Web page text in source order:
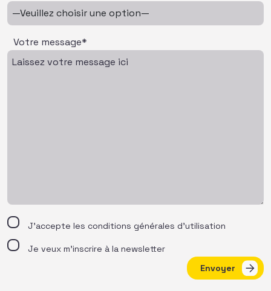
Votre message*
J’accepte les conditions générales d’utilisation
Je veux m'inscrire à la newsletter
Envoyer